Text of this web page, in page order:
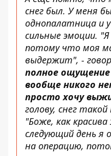
снег был. У меня
однопалатница и
сильные эмоции.
потому что моя
выдержит", -
полное
вообще никого
просто хочу
голову, снег
"Боже, как
следующий день я
на операцию,